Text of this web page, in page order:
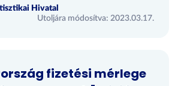
Hivatal
Utoljára módosítva: 2023.03.17.
fizetési mérlege